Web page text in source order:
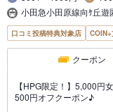
小田急小田原線向ｹ丘
口コミ投稿特典対象店
クーポン
【HPG限定！】5,000
500円オフクーポン♪